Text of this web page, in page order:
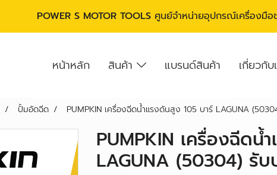
POWER S MOTOR TOOLS ศูนย์จำหน่ายอุปกรณ์เครื่องมือ
หน้าหลัก สินค้า แบรนด์สินค้า เกี่ยวกับ
ปั้มอัดฉีด PUMPKIN เครื่องฉีดน้ำแรงดันสูง 105 บาร์ LAGUNA
PUMPKIN เครื่องฉีดน้
LAGUNA (50304) รั